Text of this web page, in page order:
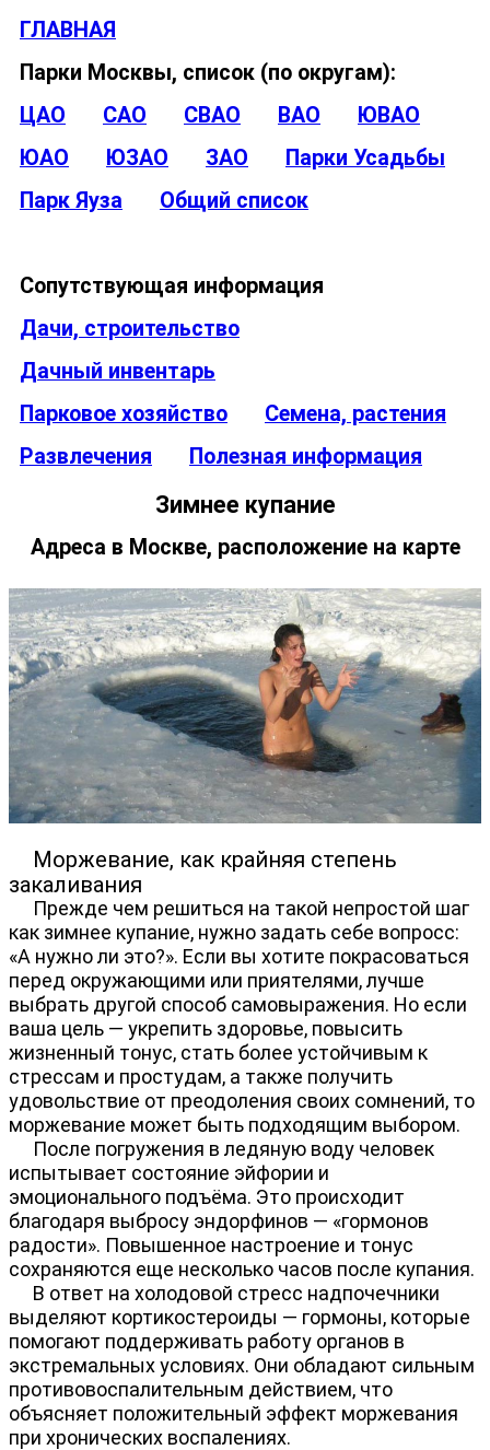
ГЛАВНАЯ
Парки Москвы, список (по округам):
ЦАО
САО СВАО ВАО
ЮВАО
ЮАО
ЮЗАО ЗАО
Парки Усадьбы
Парк Яуза
Общий список
Сопутствующая информация
Дачи, строительство
Дачный инвентарь
Парковое хозяйство
Семена, растения
Развлечения
Полезная информация
Зимнее купание
Адреса в Москве, расположение на карте
Моржевание, как крайняя степень
закаливания
Прежде чем решиться на такой непростой шаг
как зимнее купание, нужно задать себе вопросс:
«А нужно ли это?». Если вы хотите покрасоваться
перед окружающими или приятелями, лучше
выбрать другой способ самовыражения. Но если
ваша цель — укрепить здоровье, повысить
жизненный тонус, стать более устойчивым к
стрессам и простудам, а также получить
удовольствие от преодоления своих сомнений, то
моржевание может быть подходящим выбором.
После погружения в ледяную воду человек
испытывает состояние эйфории и
эмоционального подъёма. Это происходит
благодаря выбросу эндорфинов — «гормонов
радости». Повышенное настроение и тонус
сохраняются еще несколько часов после купания.
В ответ на холодовой стресс надпочечники
выделяют кортикостероиды — гормоны, которые
помогают поддерживать работу органов в
экстремальных условиях. Они обладают сильным
противовоспалительным действием, что
объясняет положительный эффект моржевания
при хронических воспалениях.